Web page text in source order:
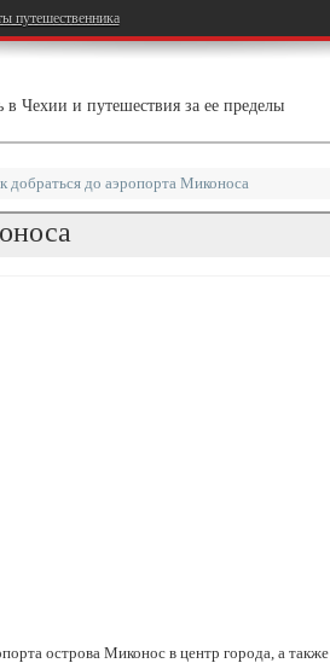
путешественника
Чехии и путешествия за ее пределы
добраться до аэропорта Миконоса
острова Миконос в центр города, а также